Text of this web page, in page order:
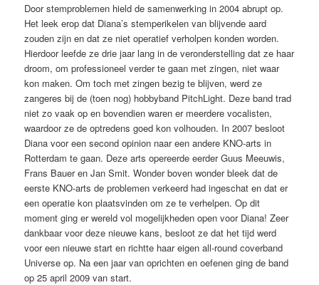
Door stemproblemen hield de samenwerking in 2004 abrupt op.
Het leek erop dat Diana’s stemperikelen van blijvende aard
zouden zijn en dat ze niet operatief verholpen konden worden.
Hierdoor leefde ze drie jaar lang in de veronderstelling dat ze haar
droom, om professioneel verder te gaan met zingen, niet waar
kon maken. Om toch met zingen bezig te blijven, werd ze
zangeres bij de (toen nog) hobbyband PitchLight. Deze band trad
niet zo vaak op en bovendien waren er meerdere vocalisten,
waardoor ze de optredens goed kon volhouden. In 2007 besloot
Diana voor een second opinion naar een andere KNO-arts in
Rotterdam te gaan. Deze arts opereerde eerder Guus Meeuwis,
Frans Bauer en Jan Smit. Wonder boven wonder bleek dat de
eerste KNO-arts de problemen verkeerd had ingeschat en dat er
een operatie kon plaatsvinden om ze te verhelpen. Op dit
moment ging er wereld vol mogelijkheden open voor Diana! Zeer
dankbaar voor deze nieuwe kans, besloot ze dat het tijd werd
voor een nieuwe start en richtte haar eigen all-round coverband
Universe op. Na een jaar van oprichten en oefenen ging de band
op 25 april 2009 van start.